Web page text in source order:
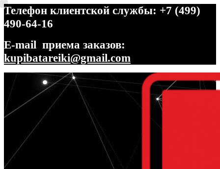
Телефон клиентской службы: +7 (499)
490-64-16
E-mail приема заказов:
kupibatareiki@gmail.com
Перейти
навигации
Перейти
содержимому